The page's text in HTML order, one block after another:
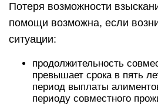
Потеря возможности
помощи возможна, если
ситуации:
продолжительность
превышает срока в пять
период выплаты
периоду совместного